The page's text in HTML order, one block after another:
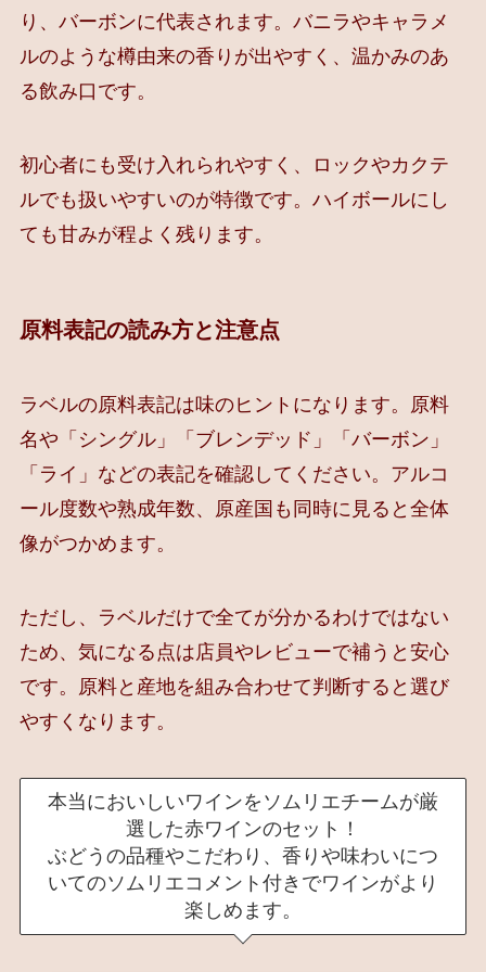
り、バーボンに代表されます。バニラやキャラメ
ルのような樽由来の香りが出やすく、温かみのあ
る飲み口です。
初心者にも受け入れられやすく、ロックやカクテ
ルでも扱いやすいのが特徴です。ハイボールにし
ても甘みが程よく残ります。
原料表記の読み方と注意点
ラベルの原料表記は味のヒントになります。原料
名や「シングル」「ブレンデッド」「バーボン」
「ライ」などの表記を確認してください。アルコ
ール度数や熟成年数、原産国も同時に見ると全体
像がつかめます。
ただし、ラベルだけで全てが分かるわけではない
ため、気になる点は店員やレビューで補うと安心
です。原料と産地を組み合わせて判断すると選び
やすくなります。
本当においしいワインをソムリエチームが厳
選した赤ワインのセット！
ぶどうの品種やこだわり、香りや味わいにつ
いてのソムリエコメント付きでワインがより
楽しめます。